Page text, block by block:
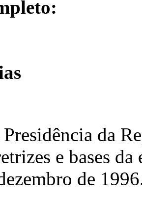
da
e bases
de